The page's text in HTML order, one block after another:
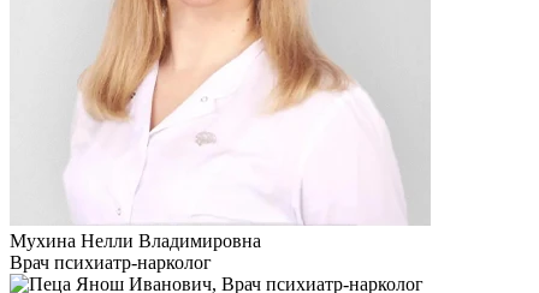
Мухина Нелли Владимировна
Врач психиатр-нарколог